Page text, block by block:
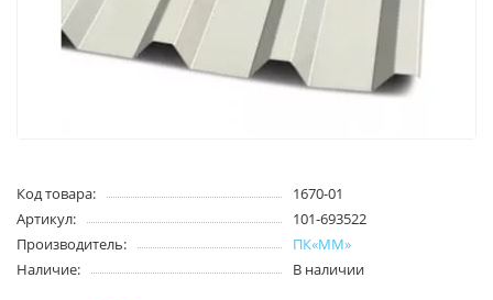
Код товара:
1670-01
Артикул:
101-693522
Производитель:
ПК«ММ»
Наличие:
В наличии